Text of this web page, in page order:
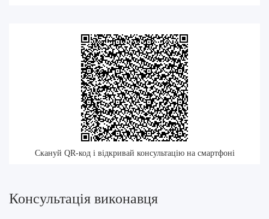
Скануй QR-код і відкривай консультацію на смартфоні
Консультація виконавця